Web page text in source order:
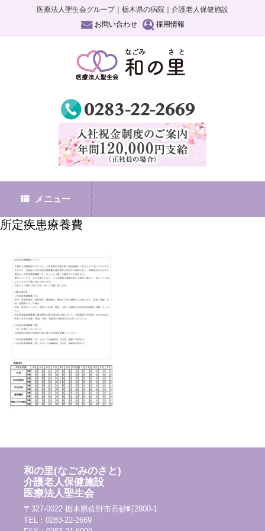
医療法人聖生会グループ｜栃木県の病院｜介護老人保健施設
お問い合わせ
採用情報
メニュー
所定疾患療養費
和の里(なごみのさと)
介護老人保健施設
医療法人聖生会
〒327-0022 栃木県佐野市高砂町2800-1
TEL：0283-22-2669